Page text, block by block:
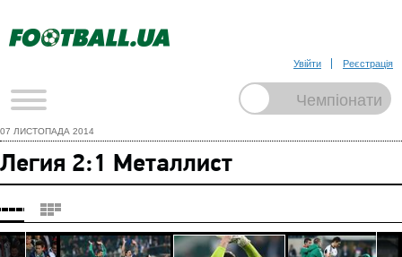
Увійти Реєстрація
07 ЛИСТОПАДА 2014
Легия 2:1 Металлист